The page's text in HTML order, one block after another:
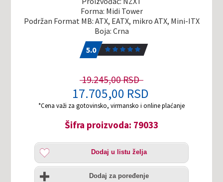
Forma: Midi Tower
Podržan Format MB: ATX, EATX, mikro ATX, Mini-ITX
Boja: Crna
5.0
19.245,00 RSD
17.705,00 RSD
*Cena važi za gotovinsko, virmansko i online plaćanje
Šifra proizvoda: 79033
Dodaj
listu
želja
Dodaj u listu želja
Uporedi
Dodaj za poređenje